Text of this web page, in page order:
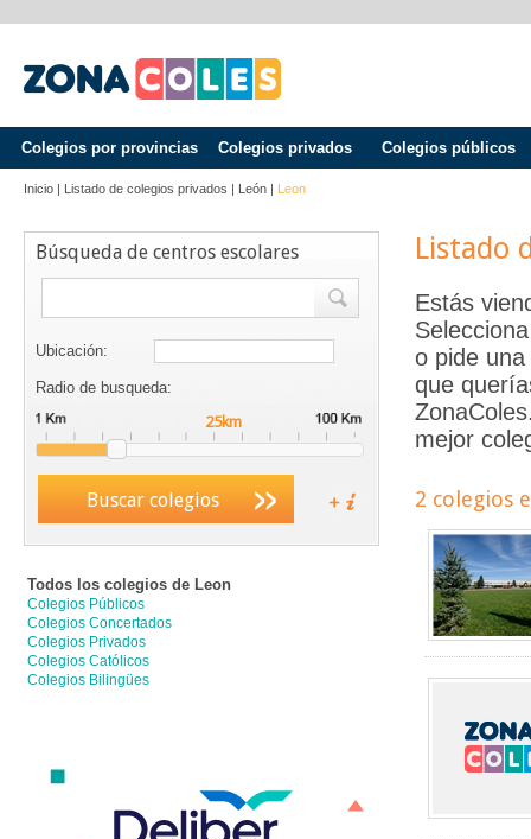
Colegios por provincias Colegios privados Colegios públicos
Inicio | Listado de colegios privados | León | Leon
Búsqueda de centros escolares
Ubicación:
Radio de busqueda:
Buscar colegios
Todos los colegios de Leon
Colegios Públicos
Colegios Concertados
Colegios Privados
Colegios Católicos
Colegios Bilingües
Listado
Estás
o pide
que
mejor
2 colegios